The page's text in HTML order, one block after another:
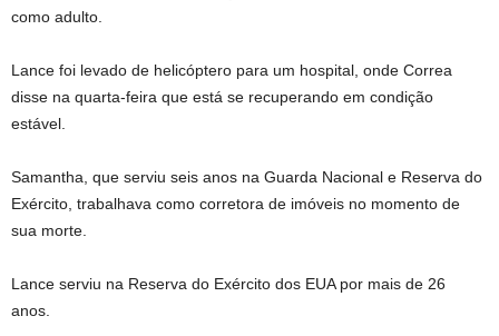
como adulto.
Lance foi levado de helicóptero para um hospital, onde Correa
disse na quarta-feira que está se recuperando em condição
estável.
Samantha, que serviu seis anos na Guarda Nacional e Reserva do
Exército, trabalhava como corretora de imóveis no momento de
sua morte.
Lance serviu na Reserva do Exército dos EUA por mais de 26
anos.